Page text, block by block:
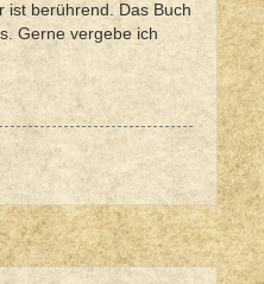
ist berührend. Das Buch
Gerne vergebe ich